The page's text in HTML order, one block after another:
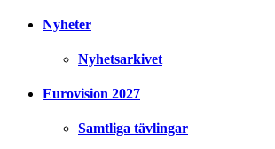
Nyheter
Nyhetsarkivet
Eurovision 2027
Samtliga tävlingar